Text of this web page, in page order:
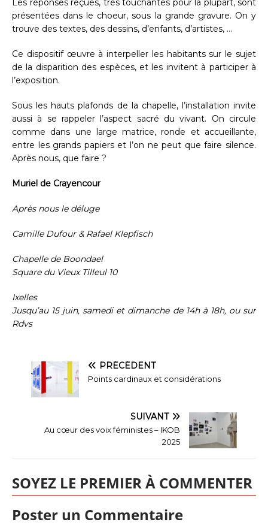
Les réponses reçues, très touchantes pour la plupart, sont
présentées dans le choeur, sous la grande gravure. On y
trouve des textes, des dessins, d’enfants, d’artistes, …
Ce dispositif œuvre à interpeller les habitants sur le sujet
de la disparition des espèces, et les invitent à participer à
l’exposition.
Sous les hauts plafonds de la chapelle, l’installation invite
aussi à se rappeler l’aspect sacré du vivant. On circule
comme dans une large matrice, ronde et accueillante,
entre les grands papiers et l’on ne peut que faire silence.
Après nous, que faire ?
Muriel de Crayencour
Après nous le déluge
Camille Dufour & Rafael Klepfisch
Chapelle de Boondael
Square du Vieux Tilleul 10
Ixelles
Jusqu’au 15 juin, samedi et dimanche de 14h à 18h, ou sur
Rdvs
PRÉCÉDENT
Points cardinaux et considérations
SUIVANT
Au cœur des voix féministes – IKOB
2025
SOYEZ LE PREMIER À COMMENTER
Poster un Commentaire